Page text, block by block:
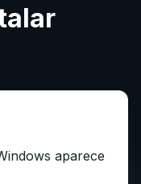
aparece